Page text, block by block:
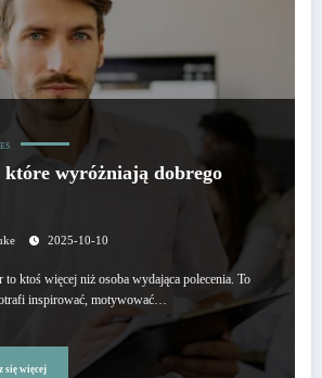
które wyróżniają dobrego
2025-10-10
ktoś więcej niż osoba wydająca polecenia. To
inspirować, motywować…
się więcej